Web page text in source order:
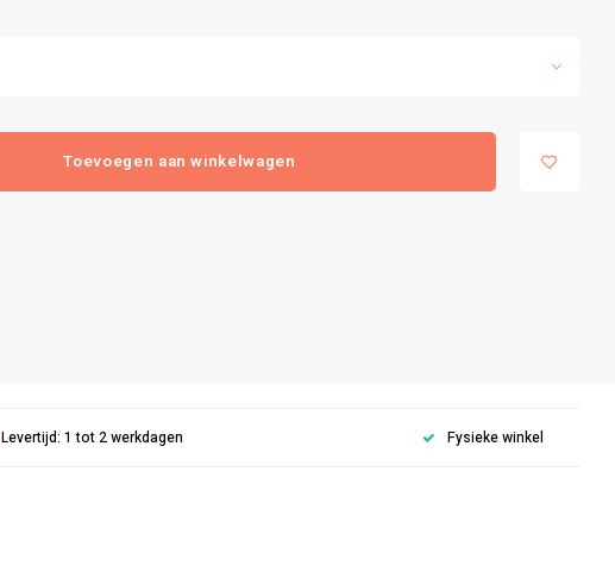
Toevoegen aan winkelwagen
Levertijd: 1 tot 2 werkdagen Fysieke winkel